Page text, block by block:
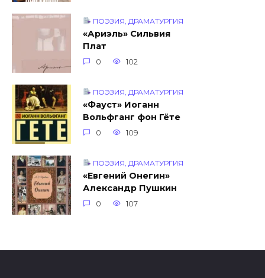
ПОЭЗИЯ, ДРАМАТУРГИЯ
«Ариэль» Сильвия
Плат
0 102
ПОЭЗИЯ, ДРАМАТУРГИЯ
«Фауст» Иоганн
Вольфганг фон Гёте
0 109
ПОЭЗИЯ, ДРАМАТУРГИЯ
«Евгений Онегин»
Александр Пушкин
0 107